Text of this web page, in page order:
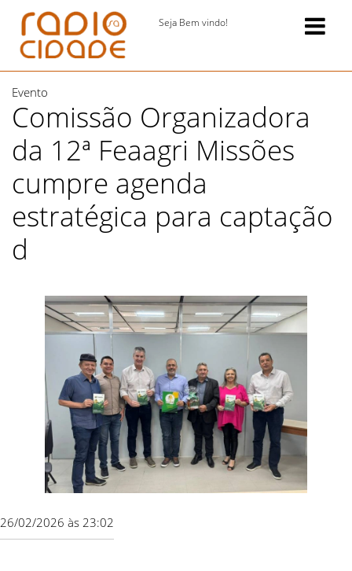
Seja Bem vindo!
Evento
Comissão Organizadora
da 12ª Feaagri Missões
cumpre agenda
estratégica para captação
d
26/02/2026 às 23:02